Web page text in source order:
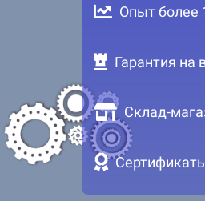
Опыт более
Гарантия на
Склад-